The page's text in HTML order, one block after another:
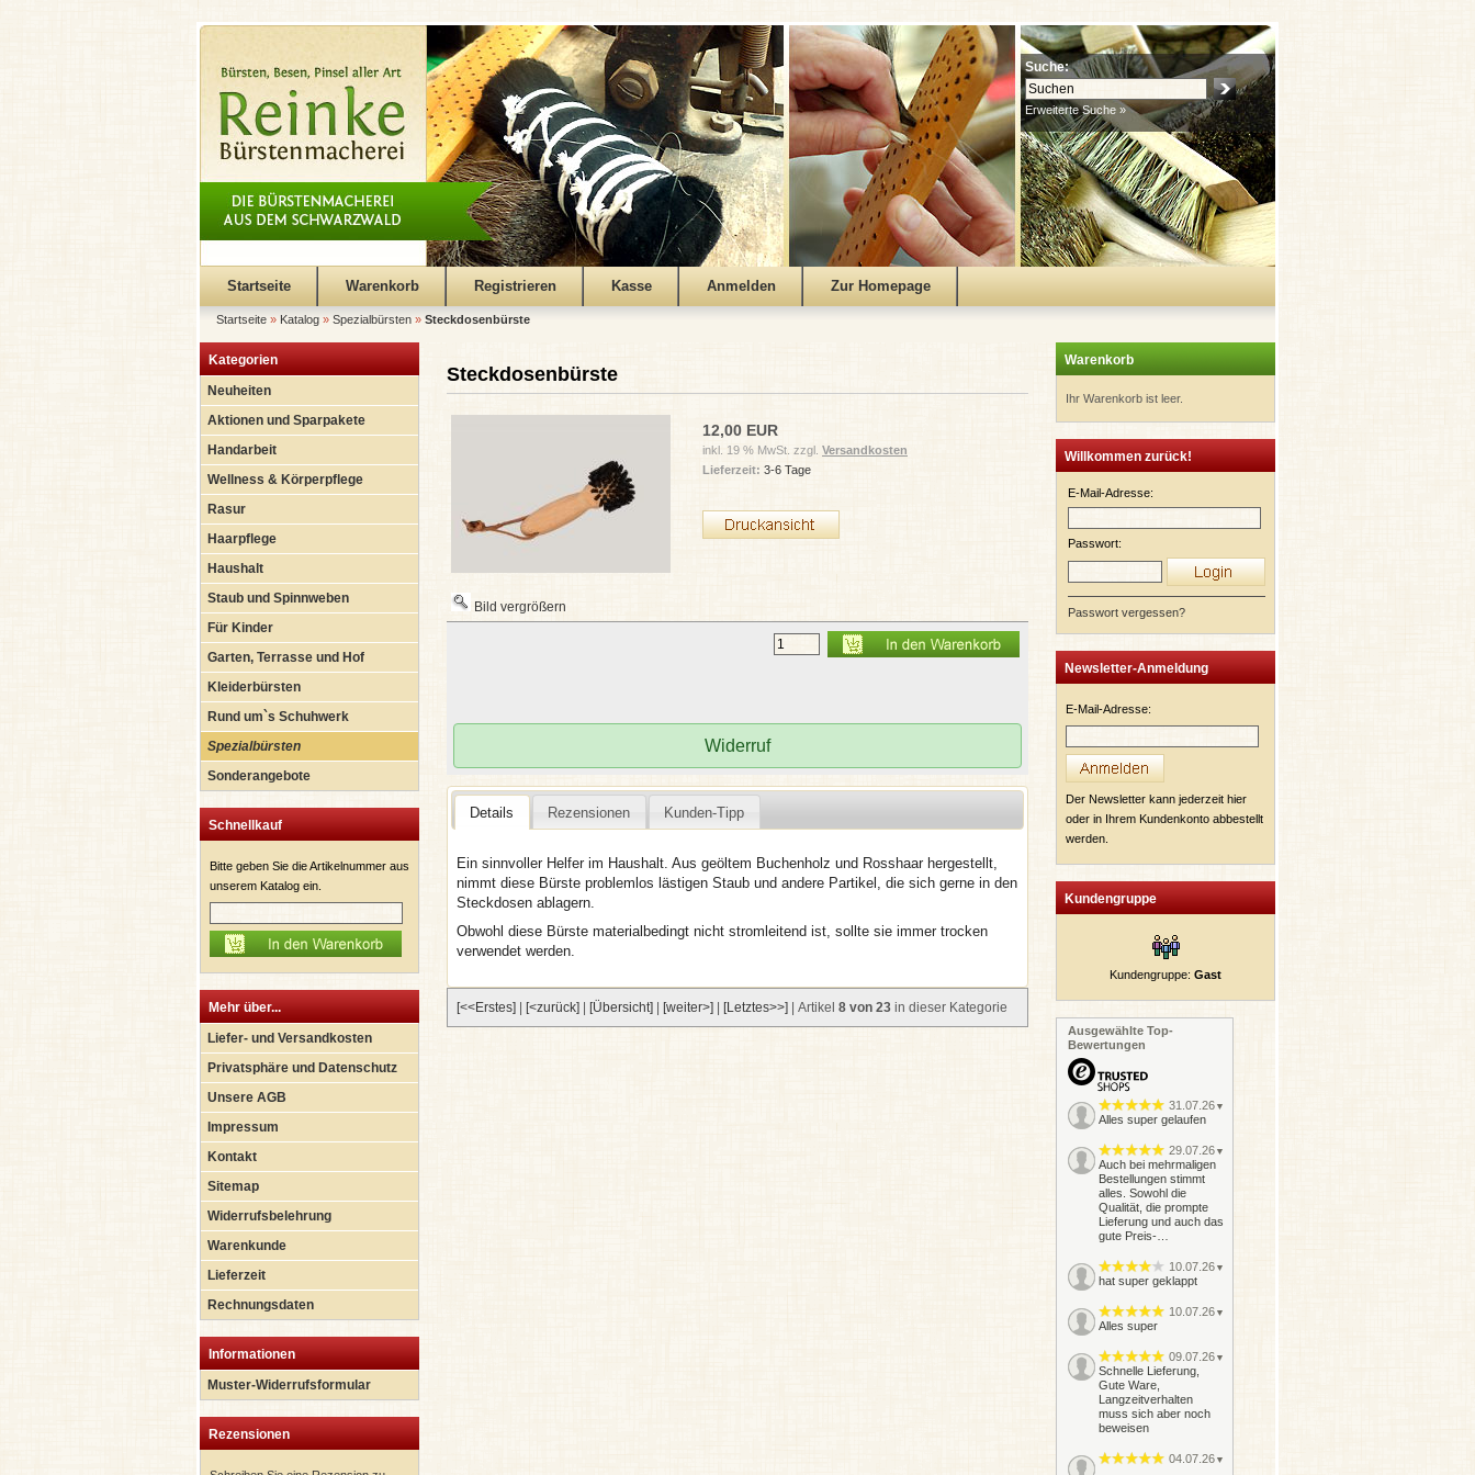
Suche:
Erweiterte Suche »
Startseite Warenkorb Registrieren Kasse Anmelden Zur Homepage
Startseite » Katalog » Spezialbürsten » Steckdosenbürste
Kategorien
Neuheiten
Aktionen und Sparpakete
Handarbeit
Wellness & Körperpflege
Rasur
Haarpflege
Haushalt
Staub und Spinnweben
Für Kinder
Garten, Terrasse und Hof
Kleiderbürsten
Rund um`s Schuhwerk
Spezialbürsten
Sonderangebote
Schnellkauf
Bitte geben Sie die Artikelnummer aus
unserem Katalog ein.
Mehr über...
Liefer- und Versandkosten
Privatsphäre und Datenschutz
Unsere AGB
Impressum
Kontakt
Sitemap
Widerrufsbelehrung
Warenkunde
Lieferzeit
Rechnungsdaten
Informationen
Muster-Widerrufsformular
Rezensionen
Steckdosenbürste
Bild vergrößern
12,00 EUR
inkl. 19 % MwSt. zzgl. Versandkosten
Lieferzeit: 3-6 Tage
Widerruf
Details Rezensionen Kunden-Tipp
Ein sinnvoller Helfer im Haushalt. Aus geöltem Buchenholz und Rosshaar hergestellt,
nimmt diese Bürste problemlos lästigen Staub und andere Partikel, die sich gerne in den
Steckdosen ablagern.
Obwohl diese Bürste materialbedingt nicht stromleitend ist, sollte sie immer trocken
verwendet werden.
[<<Erstes] [<zurück] [Übersicht] [weiter>] [Letztes>>] | Artikel 8 von 23 in dieser Kategorie
Warenkorb
Ihr Warenkorb ist leer.
Willkommen zurück!
E-Mail-Adresse:
Passwort:
Passwort vergessen?
Newsletter-Anmeldung
E-Mail-Adresse:
Der Newsletter kann jederzeit hier
oder in Ihrem Kundenkonto abbestellt
werden.
Kundengruppe
Kundengruppe: Gast
Ausgewählte Top-
Bewertungen
31.07.26 ▼
Alles super gelaufen
29.07.26 ▼
Auch bei mehrmaligen
Bestellungen stimmt
alles. Sowohl die
Qualität, die prompte
Lieferung und auch das
gute Preis-…
10.07.26 ▼
hat super geklappt
10.07.26 ▼
Alles super
09.07.26 ▼
Schnelle Lieferung,
Gute Ware,
Langzeitverhalten
muss sich aber noch
beweisen
04.07.26 ▼